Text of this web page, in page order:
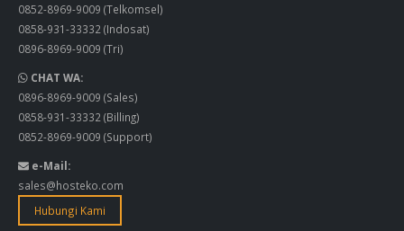
0852-8969-9009 (Telkomsel)
0858-931-33332 (Indosat)
0896-8969-9009 (Tri)
CHAT WA:
0896-8969-9009 (Sales)
0858-931-33332 (Billing)
0852-8969-9009 (Support)
e-Mail:
sales@hosteko.com
Hubungi Kami